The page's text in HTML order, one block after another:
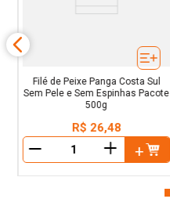
Filé de Peixe Panga Costa Sul
Sem Pele e Sem Espinhas Pacote
500g
R$ 26,48
＋